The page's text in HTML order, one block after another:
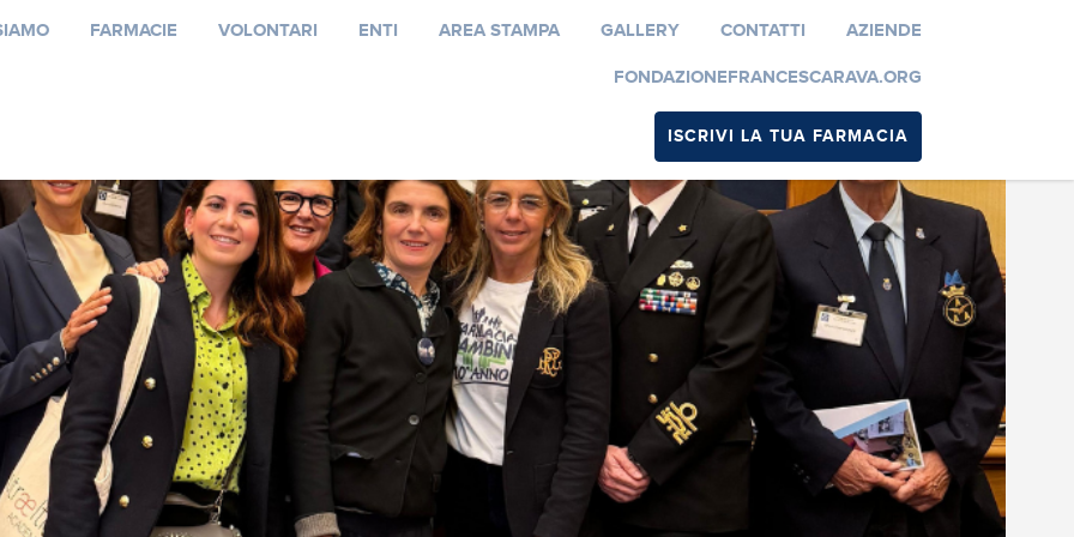
FARMACIE VOLONTARI ENTI AREA STAMPA GALLERY CONTATTI AZIENDE
FONDAZIONEFRANCESCARAVA.ORG
ISCRIVI LA TUA FARMACIA